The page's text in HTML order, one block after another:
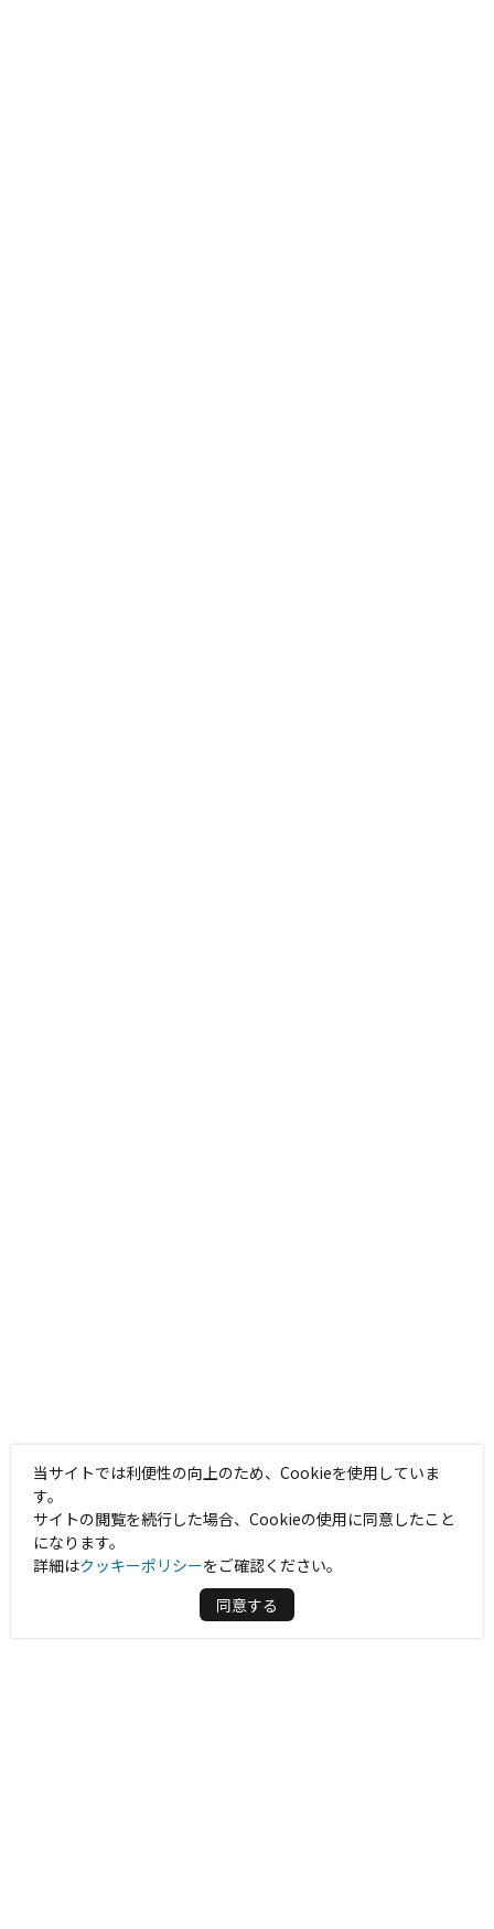
当サイトでは利便性の向上のため、Cookieを使用していま
す。
サイトの閲覧を続行した場合、Cookieの使用に同意したこと
になります。
詳細はクッキーポリシーをご確認ください。
同意する